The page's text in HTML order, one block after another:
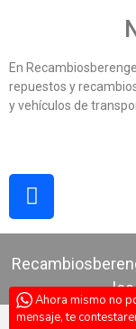
En
repuestos y
y vehículos de
Ahora mismo no
mensaje, te